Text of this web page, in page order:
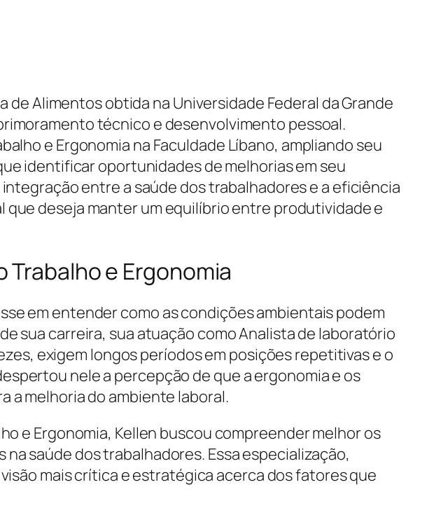
de Alimentos obtida na Universidade Federal da Grande
técnico e desenvolvimento pessoal.
e Ergonomia na Faculdade Líbano, ampliando seu
identificar oportunidades de melhorias em seu
entre a saúde dos trabalhadores e a eficiência
deseja manter um equilíbrio entre produtividade e
Trabalho e Ergonomia
em entender como as condições ambientais podem
sua carreira, sua atuação como Analista de laboratório
exigem longos períodos em posições repetitivas e o
nele a percepção de que a ergonomia e os
a melhoria do ambiente laboral.
e Ergonomia, Kellen buscou compreender melhor os
saúde dos trabalhadores. Essa especialização,
mais crítica e estratégica acerca dos fatores que